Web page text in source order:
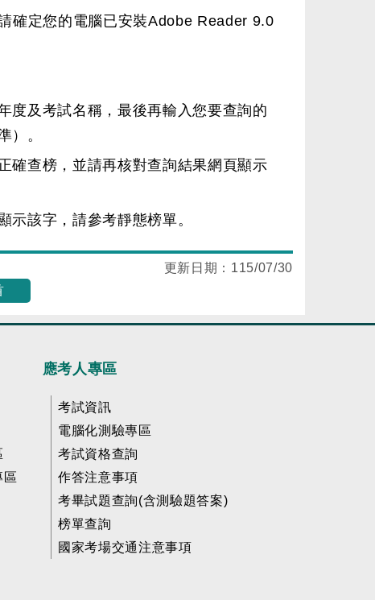
確定您的電腦已安裝Adobe Reader 9.0
度及考試名稱，最後再輸入您要查詢的
）。
確查榜，並請再核對查詢結果網頁顯示
示該字，請參考靜態榜單。
更新日期： 115/07/30
區
應考人專區
考試資訊
電腦化測驗專區
考試資格查詢
作答注意事項
考畢試題查詢(含測驗題答案)
榜單查詢
國家考場交通注意事項